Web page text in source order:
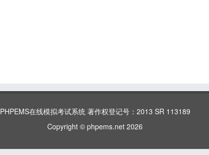
PHPEMS在线模拟考试系统 著作权登记号：2013 SR 113189
Copyright © phpems.net 2026